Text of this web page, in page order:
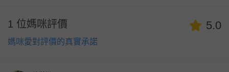
1 位媽咪評價
媽咪愛對評價的真實承諾
5.0